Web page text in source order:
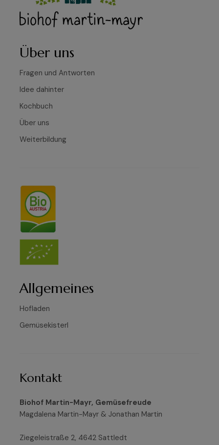
Über uns
Fragen und Antworten
Idee dahinter
Kochbuch
Über uns
Weiterbildung
Allgemeines
Hofladen
Gemüsekisterl
Kontakt
Biohof Martin-Mayr, Gemüsefreude
Magdalena Martin-Mayr & Jonathan Martin
Ziegeleistraße 2, 4642 Sattledt